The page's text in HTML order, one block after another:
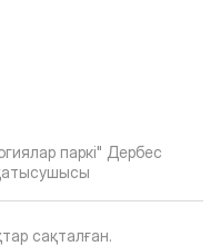
паркі" Дербес
сақталған.